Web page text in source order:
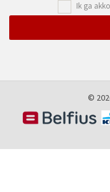
Ik ga
©